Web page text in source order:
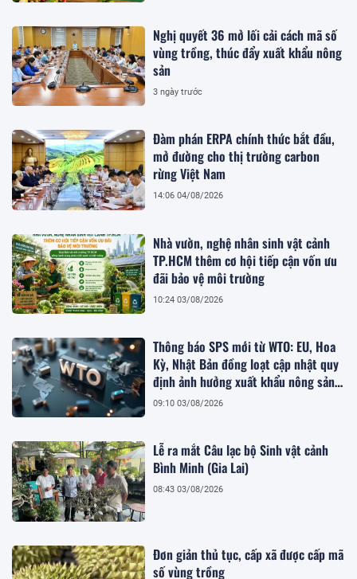
Nghị quyết 36 mở lối cải cách mã số
vùng trồng, thúc đẩy xuất khẩu nông
sản
3 ngày trước
Đàm phán ERPA chính thức bắt đầu,
mở đường cho thị trường carbon
rừng Việt Nam
14:06 04/08/2026
Nhà vườn, nghệ nhân sinh vật cảnh
TP.HCM thêm cơ hội tiếp cận vốn ưu
đãi bảo vệ môi trường
10:24 03/08/2026
Thông báo SPS mới từ WTO: EU, Hoa
Kỳ, Nhật Bản đồng loạt cập nhật quy
định ảnh hưởng xuất khẩu nông sản
Việt
09:10 03/08/2026
Lễ ra mắt Câu lạc bộ Sinh vật cảnh
Bình Minh (Gia Lai)
08:43 03/08/2026
Đơn giản thủ tục, cấp xã được cấp mã
số vùng trồng